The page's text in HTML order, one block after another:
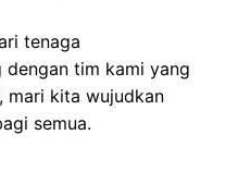
tenaga
dengan tim kami yang
mari kita wujudkan
semua.